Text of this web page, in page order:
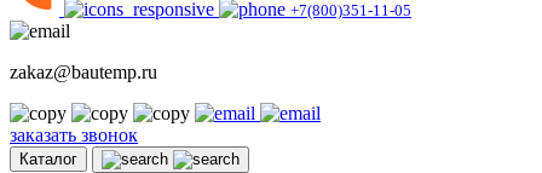
+7(800)351-11-05
zakaz@bautemp.ru
заказать звонок
Каталог